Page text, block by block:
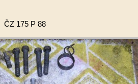
ČZ 175 P 88